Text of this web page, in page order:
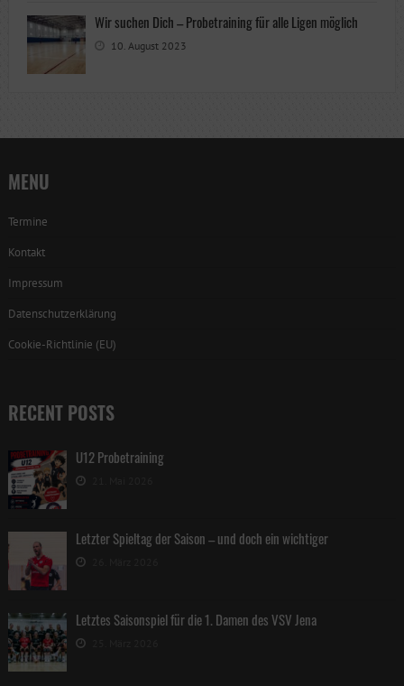
Wir suchen Dich – Probetraining für alle Ligen möglich
10. August 2023
MENU
Termine
Kontakt
Impressum
Datenschutzerklärung
Cookie-Richtlinie (EU)
RECENT POSTS
U12 Probetraining
Letzter Spieltag der Saison – und doch ein wichtiger
Letztes Saisonspiel für die 1. Damen des VSV Jena